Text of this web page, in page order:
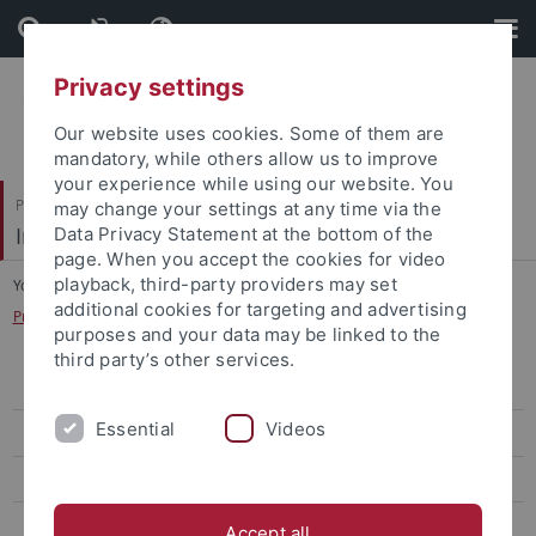
Skip
to
content
Skip
to
footer
Philosophische Fakultät
Institut für Medienwissenschaft
You are here: Startseite
...
Profil „Medien und öffentliche Kommunikation“
Profil „Medienkultur und Ästhetik“
B.A. Medienwissenschaft als Nebenfach
Privacy settings
Our website uses cookies. Some of them are
mandatory, while others allow us to improve
your experience while using our website. You
may change your settings at any time via the
Data Privacy Statement at the bottom of the
page. When you accept the cookies for video
playback, third-party providers may set
additional cookies for targeting and advertising
purposes and your data may be linked to the
third party’s other services.
Essential Videos